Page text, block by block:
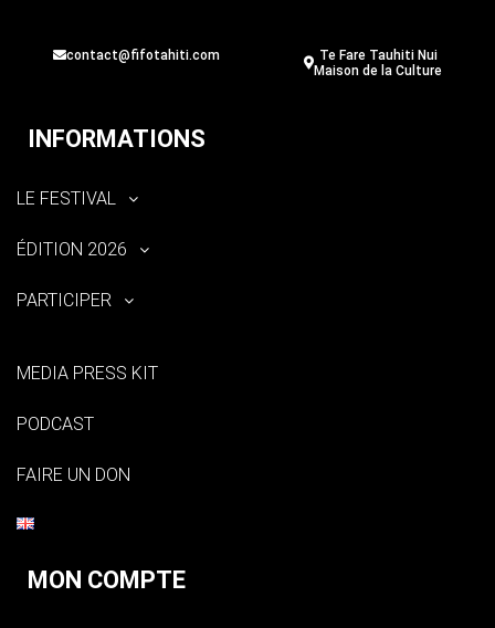
contact@fifotahiti.com
Te Fare Tauhiti Nui
Maison de la Culture
INFORMATIONS
LE FESTIVAL
ÉDITION 2026
PARTICIPER
MEDIA PRESS KIT
PODCAST
FAIRE UN DON
MON COMPTE